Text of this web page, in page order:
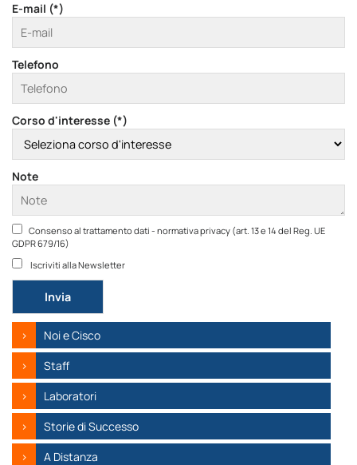
E-mail (*)
Telefono
Corso d'interesse (*)
Note
Consenso al trattamento dati - normativa privacy (art. 13 e 14 del Reg. UE
GDPR 679/16)
Iscriviti alla Newsletter
Si prega di lasciare vuoto questo campo.
Noi e Cisco
Staff
Laboratori
Storie di Successo
A Distanza